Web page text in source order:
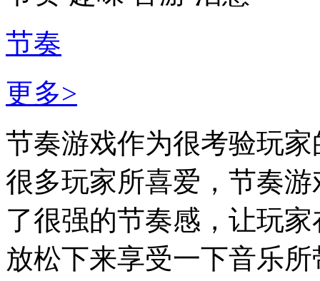
节奏
更多>
节奏游戏作为很考验玩
很多玩家所喜爱，节奏
了很强的节奏感，让玩
放松下来享受一下音乐